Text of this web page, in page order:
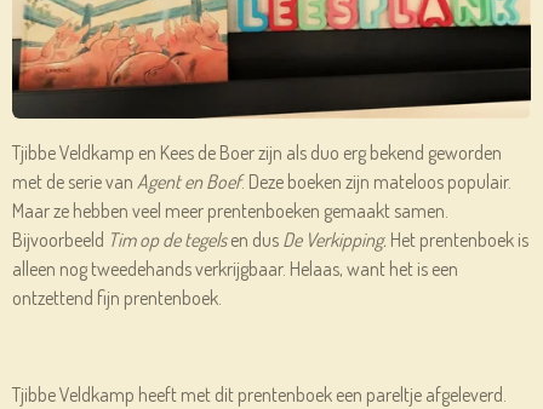
Tjibbe Veldkamp en Kees de Boer zijn als duo erg bekend geworden
met de serie van Agent en Boef. Deze boeken zijn mateloos populair.
Maar ze hebben veel meer prentenboeken gemaakt samen.
Bijvoorbeeld Tim op de tegelsen dus De Verkipping. Het prentenboek is
alleen nog tweedehands verkrijgbaar. Helaas, want het is een
ontzettend fijn prentenboek.
Tjibbe Veldkamp heeft met dit prentenboek een pareltje afgeleverd.